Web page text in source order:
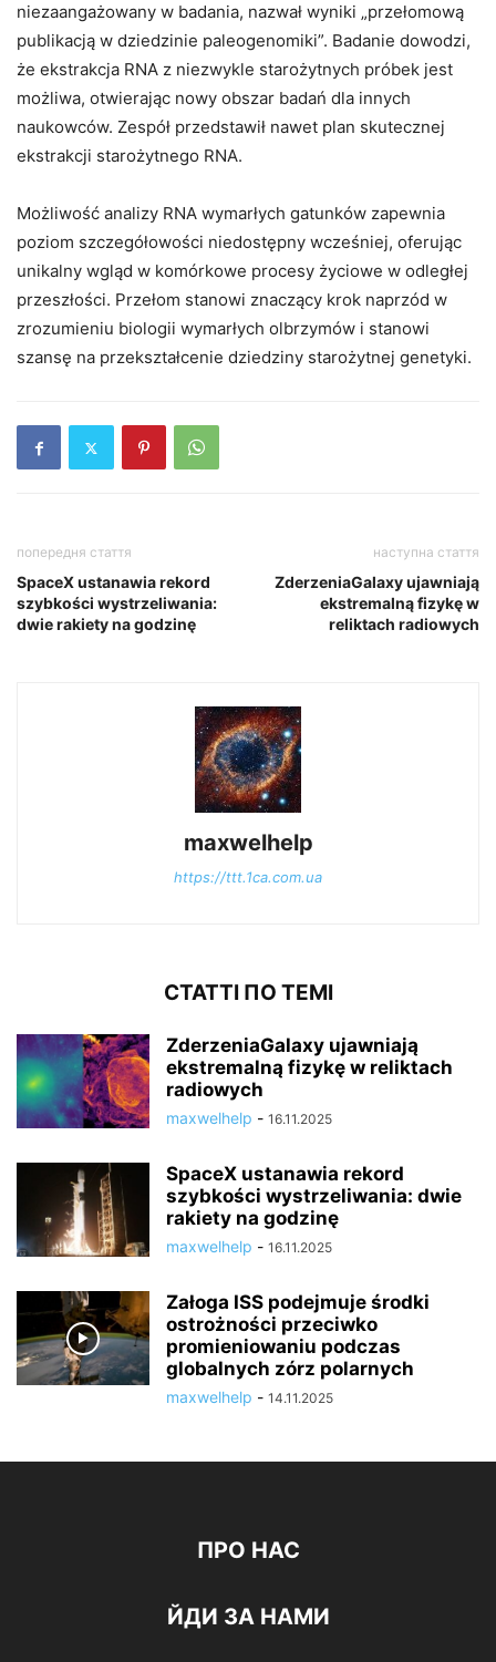
niezaangażowany w badania, nazwał wyniki „przełomową
publikacją w dziedzinie paleogenomiki”. Badanie dowodzi,
że ekstrakcja RNA z niezwykle starożytnych próbek jest
możliwa, otwierając nowy obszar badań dla innych
naukowców. Zespół przedstawił nawet plan skutecznej
ekstrakcji starożytnego RNA.
Możliwość analizy RNA wymarłych gatunków zapewnia
poziom szczegółowości niedostępny wcześniej, oferując
unikalny wgląd w komórkowe procesy życiowe w odległej
przeszłości. Przełom stanowi znaczący krok naprzód w
zrozumieniu biologii wymarłych olbrzymów i stanowi
szansę na przekształcenie dziedziny starożytnej genetyki.
попередня стаття
SpaceX ustanawia rekord
szybkości wystrzeliwania:
dwie rakiety na godzinę
наступна стаття
ZderzeniaGalaxy ujawniają
ekstremalną fizykę w
reliktach radiowych
maxwelhelp
https://ttt.1ca.com.ua
СТАТТІ ПО ТЕМІ
ZderzeniaGalaxy ujawniają
ekstremalną fizykę w reliktach
radiowych
maxwelhelp - 16.11.2025
SpaceX ustanawia rekord
szybkości wystrzeliwania: dwie
rakiety na godzinę
maxwelhelp - 16.11.2025
Załoga ISS podejmuje środki
ostrożności przeciwko
promieniowaniu podczas
globalnych zórz polarnych
maxwelhelp - 14.11.2025
ПРО НАС
ЙДИ ЗА НАМИ